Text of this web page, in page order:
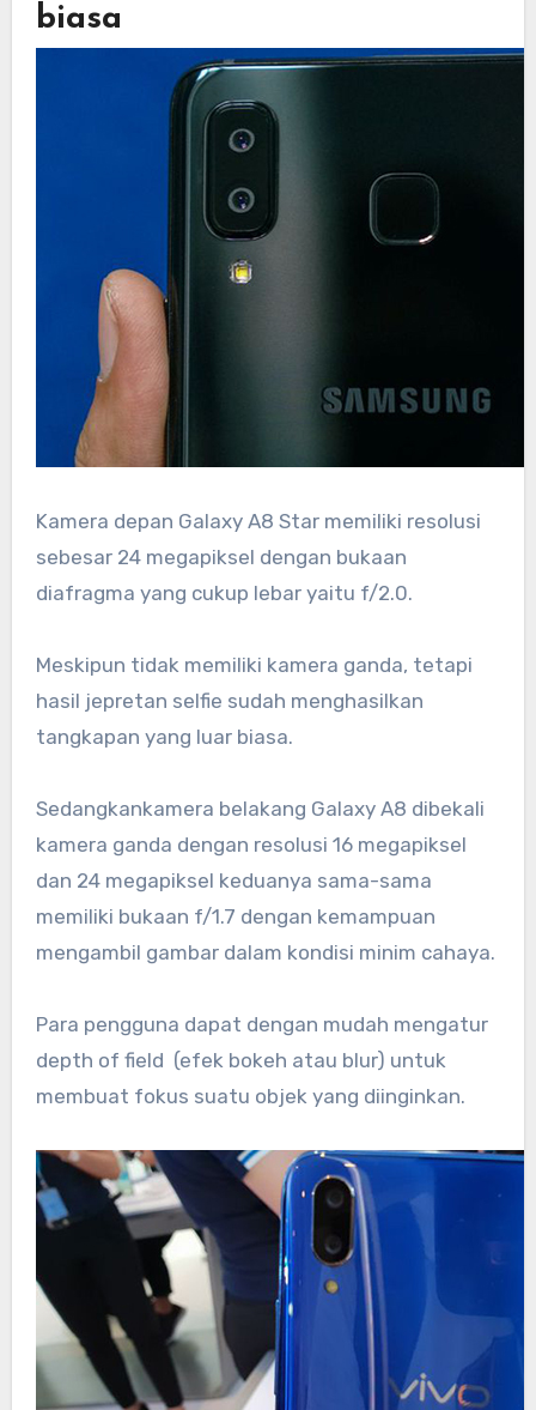
biasa
Kamera depan Galaxy A8 Star memiliki resolusi
sebesar 24 megapiksel dengan bukaan
diafragma yang cukup lebar yaitu f/2.0.
Meskipun tidak memiliki kamera ganda, tetapi
hasil jepretan selfie sudah menghasilkan
tangkapan yang luar biasa.
Sedangkankamera belakang Galaxy A8 dibekali
kamera ganda dengan resolusi 16 megapiksel
dan 24 megapiksel keduanya sama-sama
memiliki bukaan f/1.7 dengan kemampuan
mengambil gambar dalam kondisi minim cahaya.
Para pengguna dapat dengan mudah mengatur
depth of field (efek bokeh atau blur) untuk
membuat fokus suatu objek yang diinginkan.